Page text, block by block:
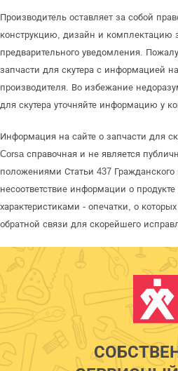
Производитель оставляет за собой
конструкцию, дизайн и комплектацию
предварительного уведомления.
запчасти для скутера с информацией
производителя. Во избежание
для скутера уточняйте информацию у
Информация на сайте о запчасти для
Corsa справочная и не является
положениями Статьи 437
несоответствие информации о
характеристиками - опечатки, о
обратной связи для скорейшего